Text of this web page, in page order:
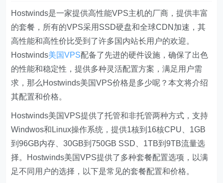
Hostwinds是一家提供高性能VPS主机的厂商，提供丰富
的套餐，所有的VPS采用SSD硬盘和全球CDN加速，其
高性能和高性价比受到了许多国内站长用户的欢迎。
Hostwinds美国VPS配备了先进的硬件设施，确保了出色
的性能和稳定性，提供多种灵活配置方案，满足用户需
求，那么Hostwinds美国VPS价格是多少呢？本文将介绍
其配置和价格。
Hostwinds美国VPS提供了托管和非托管两种方式，支持
Windwos和Linux操作系统，提供1核到16核CPU、1GB
到96GB内存、30GB到750GB SSD、1TB到9TB流量选
择。Hostwinds美国VPS提供了多种套餐配置选项，以满
足不同用户的选择，以下是常见的套餐配置和价格。